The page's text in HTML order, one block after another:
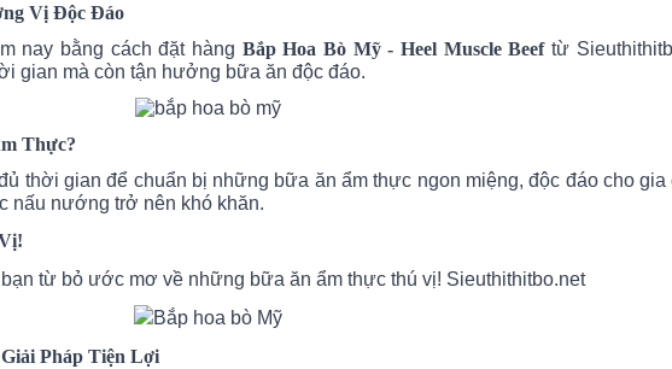
Vị Độc Đáo
nay bằng cách đặt hàng Bắp Hoa Bò Mỹ - Heel Muscle Beeftừ
gian mà còn tận hưởng bữa ăn độc đáo.
Thực?
thời gian để chuẩn bị những bữa ăn ẩm thực ngon miệng, độc đáo cho gia
nấu nướng trở nên khó khăn.
từ bỏ ước mơ về những bữa ăn ẩm thực thú vị! Sieuthithitbo.net
Pháp Tiện Lợi